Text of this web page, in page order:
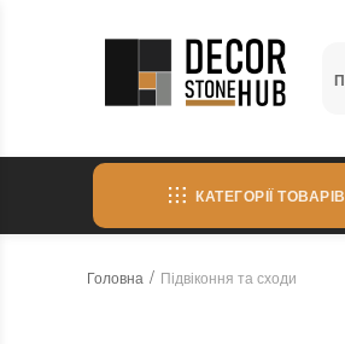
КАТЕГОРІЇ ТОВАРІВ
Головна Підвіконня та сходи